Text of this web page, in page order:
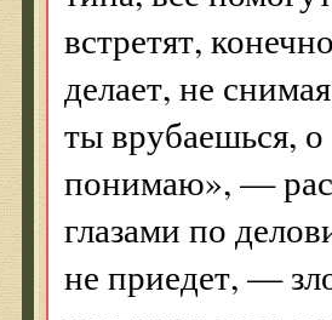
встретят,
делает, не
ты врубаешься,
понимаю», —
глазами по
не приедет, —